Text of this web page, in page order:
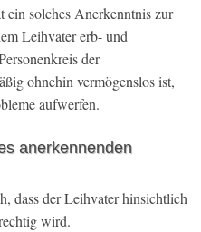
ein solches Anerkenntnis zur
Leihvater erb- und
der
ohnehin vermögenslos ist,
aufwerfen.
anerkennenden
dass der Leihvater hinsichtlich
wird.